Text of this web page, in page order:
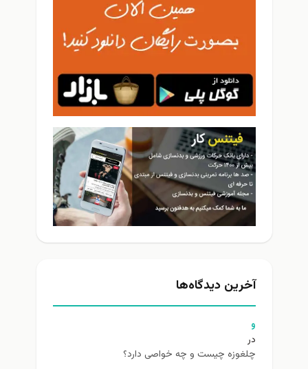
آخرین دیدگاه‌ها
و
در
چلغوزه چیست و چه خواصی دارد؟